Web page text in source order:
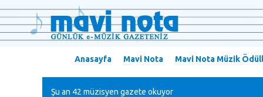
Anasayfa Mavi Nota Mavi Nota Müzik
Şu an 42 müzisyen gazete okuyor